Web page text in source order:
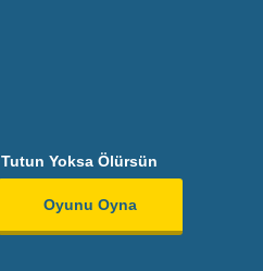
Tutun Yoksa Ölürsün
Oyunu Oyna